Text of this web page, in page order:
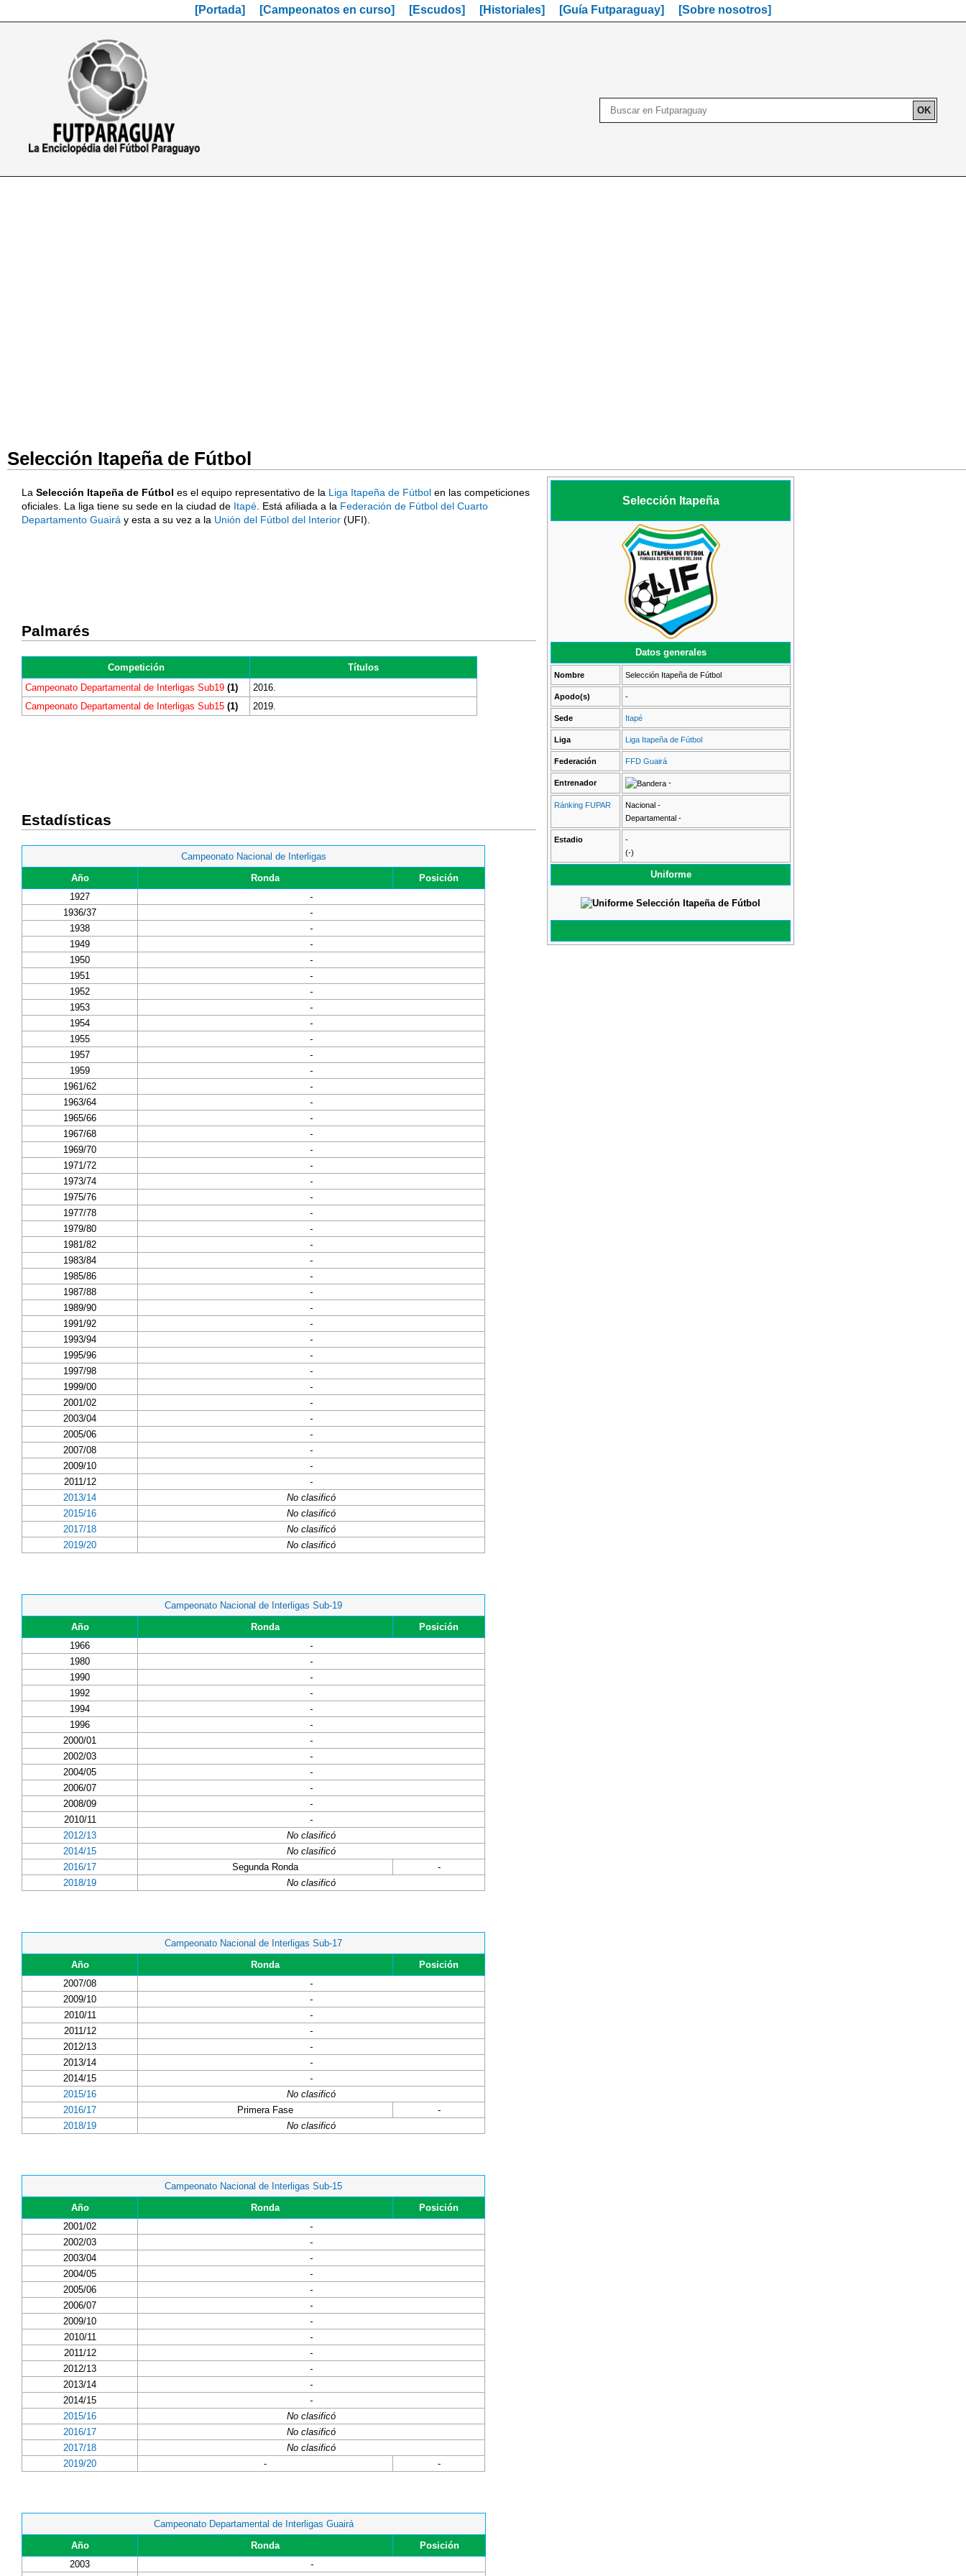
[Portada] [Campeonatos en curso] [Escudos] [Historiales] [Guía Futparaguay] [Sobre nosotros]
Selección Itapeña de Fútbol
Selección Itapeña
Datos generales
Nombre Selección Itapeña de Fútbol
Apodo(s) -
Sede Itapé
Liga Liga Itapeña de Fútbol
Federación FFD Guairá
Entrenador -
Ránking FUPAR
Nacional -
Departamental -
Estadio
-
(-)
Uniforme
La Selección Itapeña de Fútbol es el equipo representativo de la Liga Itapeña de Fútbol en las competiciones
oficiales. La liga tiene su sede en la ciudad de Itapé . Está afiliada a la Federación de Fútbol del Cuarto
Departamento Guairá y esta a su vez a la Unión del Fútbol del Interior (UFI).
Palmarés
Competición
Títulos
Campeonato Departamental de Interligas Sub19 (1)
2016.
Campeonato Departamental de Interligas Sub15 (1) 2019.
Estadísticas
Campeonato Nacional de Interligas
Año
Ronda
Posición
1927
-
1936/37
-
1938
-
1949
-
1950
-
1951
-
1952
-
1953
-
1954
-
1955
-
1957
-
1959
-
1961/62
-
1963/64
-
1965/66
-
1967/68
-
1969/70
-
1971/72
-
1973/74
-
1975/76
-
1977/78
-
1979/80
-
1981/82
-
1983/84
-
1985/86
-
1987/88
-
1989/90
-
1991/92
-
1993/94
-
1995/96
-
1997/98
-
1999/00
-
2001/02
-
2003/04
-
2005/06
-
2007/08
-
2009/10
-
2011/12
-
2013/14
No clasificó
2015/16
No clasificó
2017/18
No clasificó
2019/20
No clasificó
Campeonato Nacional de Interligas Sub-19
Año
Ronda
Posición
1966
-
1980
-
1990
-
1992
-
1994
-
1996
-
2000/01
-
2002/03
-
2004/05
-
2006/07
-
2008/09
-
2010/11
-
2012/13
No clasificó
2014/15
No clasificó
2016/17
Segunda Ronda
-
2018/19
No clasificó
Campeonato Nacional de Interligas Sub-17
Año
Ronda
Posición
2007/08
-
2009/10
-
2010/11
-
2011/12
-
2012/13
-
2013/14
-
2014/15
-
2015/16
No clasificó
2016/17
Primera Fase
-
2018/19
No clasificó
Campeonato Nacional de Interligas Sub-15
Año
Ronda
Posición
2001/02
-
2002/03
-
2003/04
-
2004/05
-
2005/06
-
2006/07
-
2009/10
-
2010/11
-
2011/12
-
2012/13
-
2013/14
-
2014/15
-
2015/16
No clasificó
2016/17
No clasificó
2017/18
No clasificó
2019/20
- -
Campeonato Departamental de Interligas Guairá
Año
Ronda
Posición
2003
-